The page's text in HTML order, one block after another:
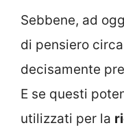
Sebbene, ad
di pensiero
decisamente
E se questi
utilizzati per la